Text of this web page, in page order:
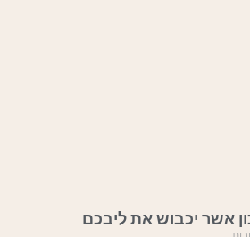
יכבוש את ליבכם